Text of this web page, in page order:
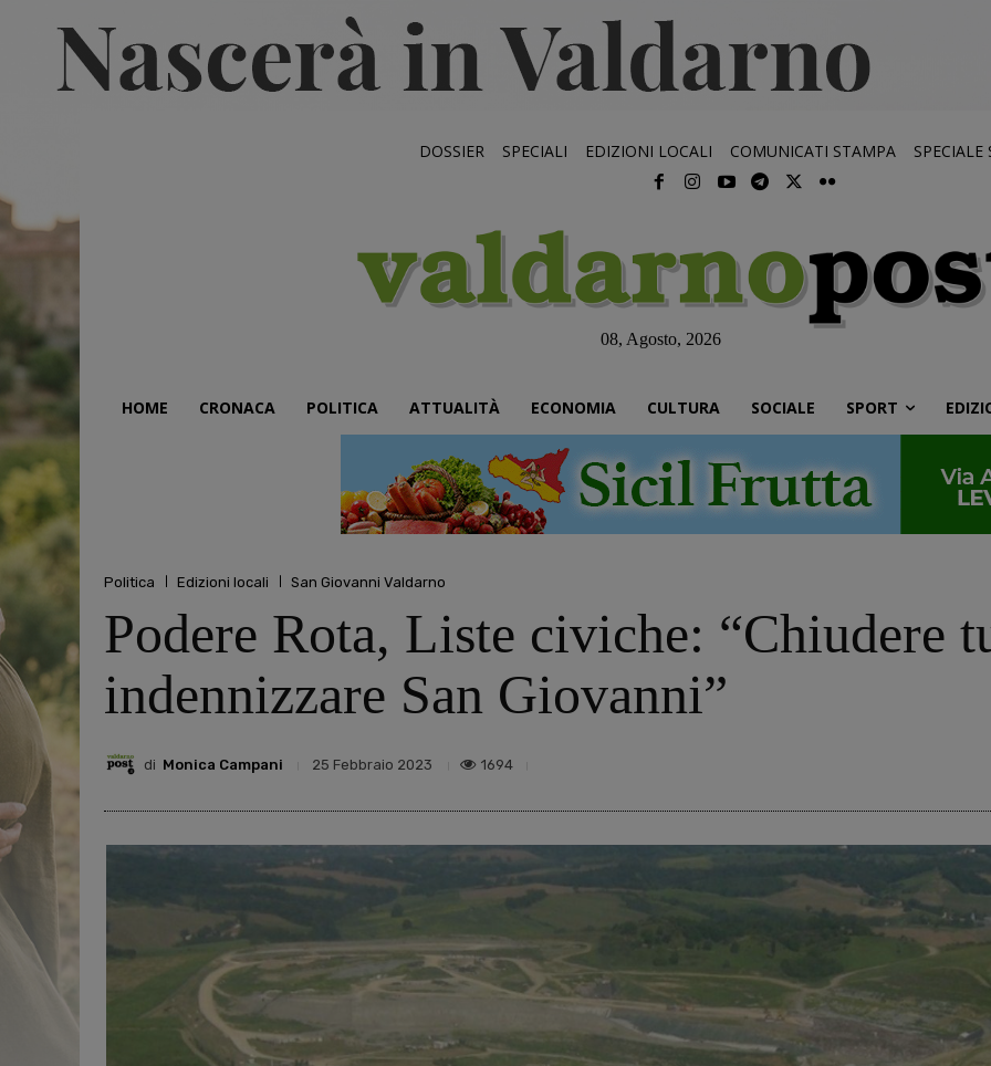
DOSSIER SPECIALI EDIZIONI LOCALI COMUNICATI STAMPA SPECIALE
08, Agosto, 2026
HOME CRONACA POLITICA ATTUALITÀ ECONOMIA CULTURA SOCIALE SPORT
Politica Edizioni locali San Giovanni Valdarno
Podere Rota, Liste civiche: “Chiudere
indennizzare San Giovanni”
di Monica Campani 25 Febbraio 2023 1694